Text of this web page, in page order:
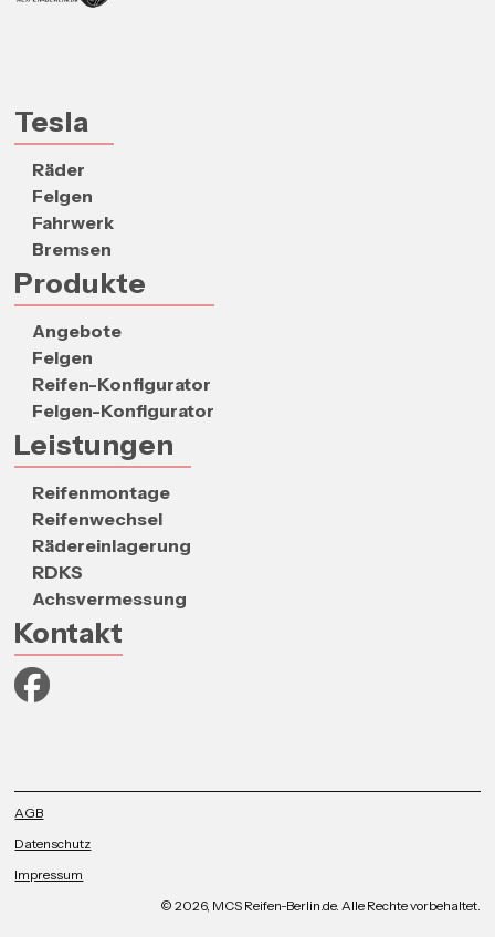
Tesla
Räder
Felgen
Fahrwerk
Bremsen
Produkte
Angebote
Felgen
Reifen-Konfigurator
Felgen-Konfigurator
Leistungen
Reifenmontage
Reifenwechsel
Rädereinlagerung
RDKS
Achsvermessung
Kontakt
AGB
Datenschutz
Impressum
© 2026, MCS Reifen-Berlin.de. Alle Rechte vorbehaltet.